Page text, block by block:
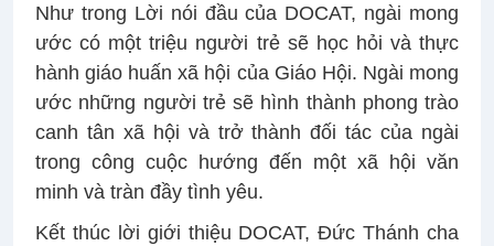
Như trong Lời nói đầu của DOCAT, ngài mong
ước có một triệu người trẻ sẽ học hỏi và thực
hành giáo huấn xã hội của Giáo Hội. Ngài mong
ước những người trẻ sẽ hình thành phong trào
canh tân xã hội và trở thành đối tác của ngài
trong công cuộc hướng đến một xã hội văn
minh và tràn đầy tình yêu.
Kết thúc lời giới thiệu DOCAT, Đức Thánh cha